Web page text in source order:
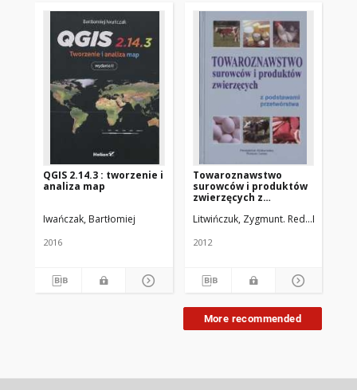
QGIS 2.14.3 : tworzenie i
analiza map
Iwańczak, Bartłomiej
2016
Towaroznawstwo
surowców i produktów
zwierzęcych z
przetwórstwa
Litwińczuk, Zygmunt. Red.
2012
More recommended